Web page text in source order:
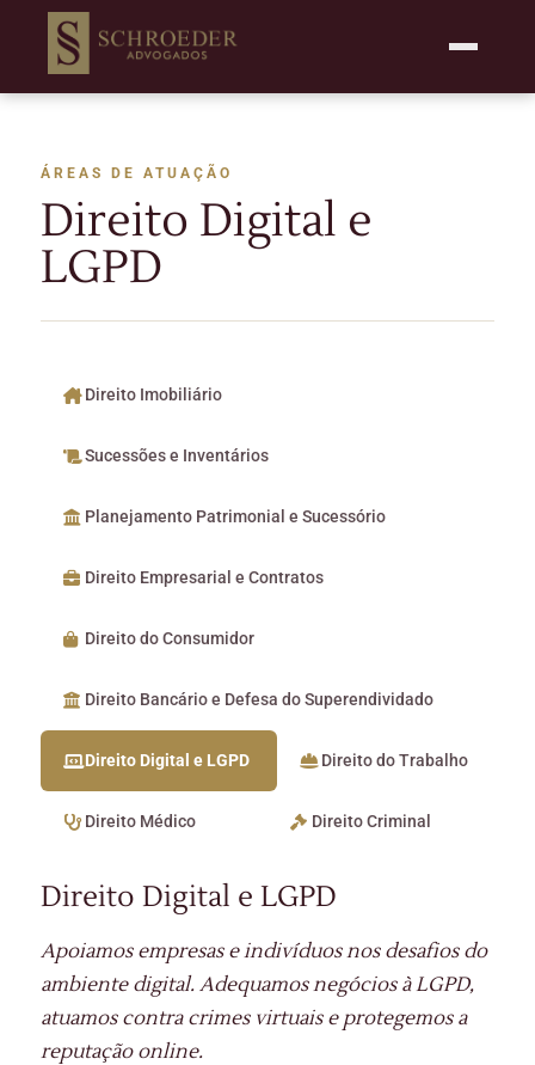
ÁREAS DE ATUAÇÃO
Direito Digital e
LGPD
Direito Imobiliário
Sucessões e Inventários
Planejamento Patrimonial e Sucessório
Direito Empresarial e Contratos
Direito do Consumidor
Direito Bancário e Defesa do Superendividado
Direito Digital e LGPD Direito do Trabalho
Direito Médico Direito Criminal
Direito Digital e LGPD
Apoiamos empresas e indivíduos nos desafios do
ambiente digital. Adequamos negócios à LGPD,
atuamos contra crimes virtuais e protegemos a
reputação online.